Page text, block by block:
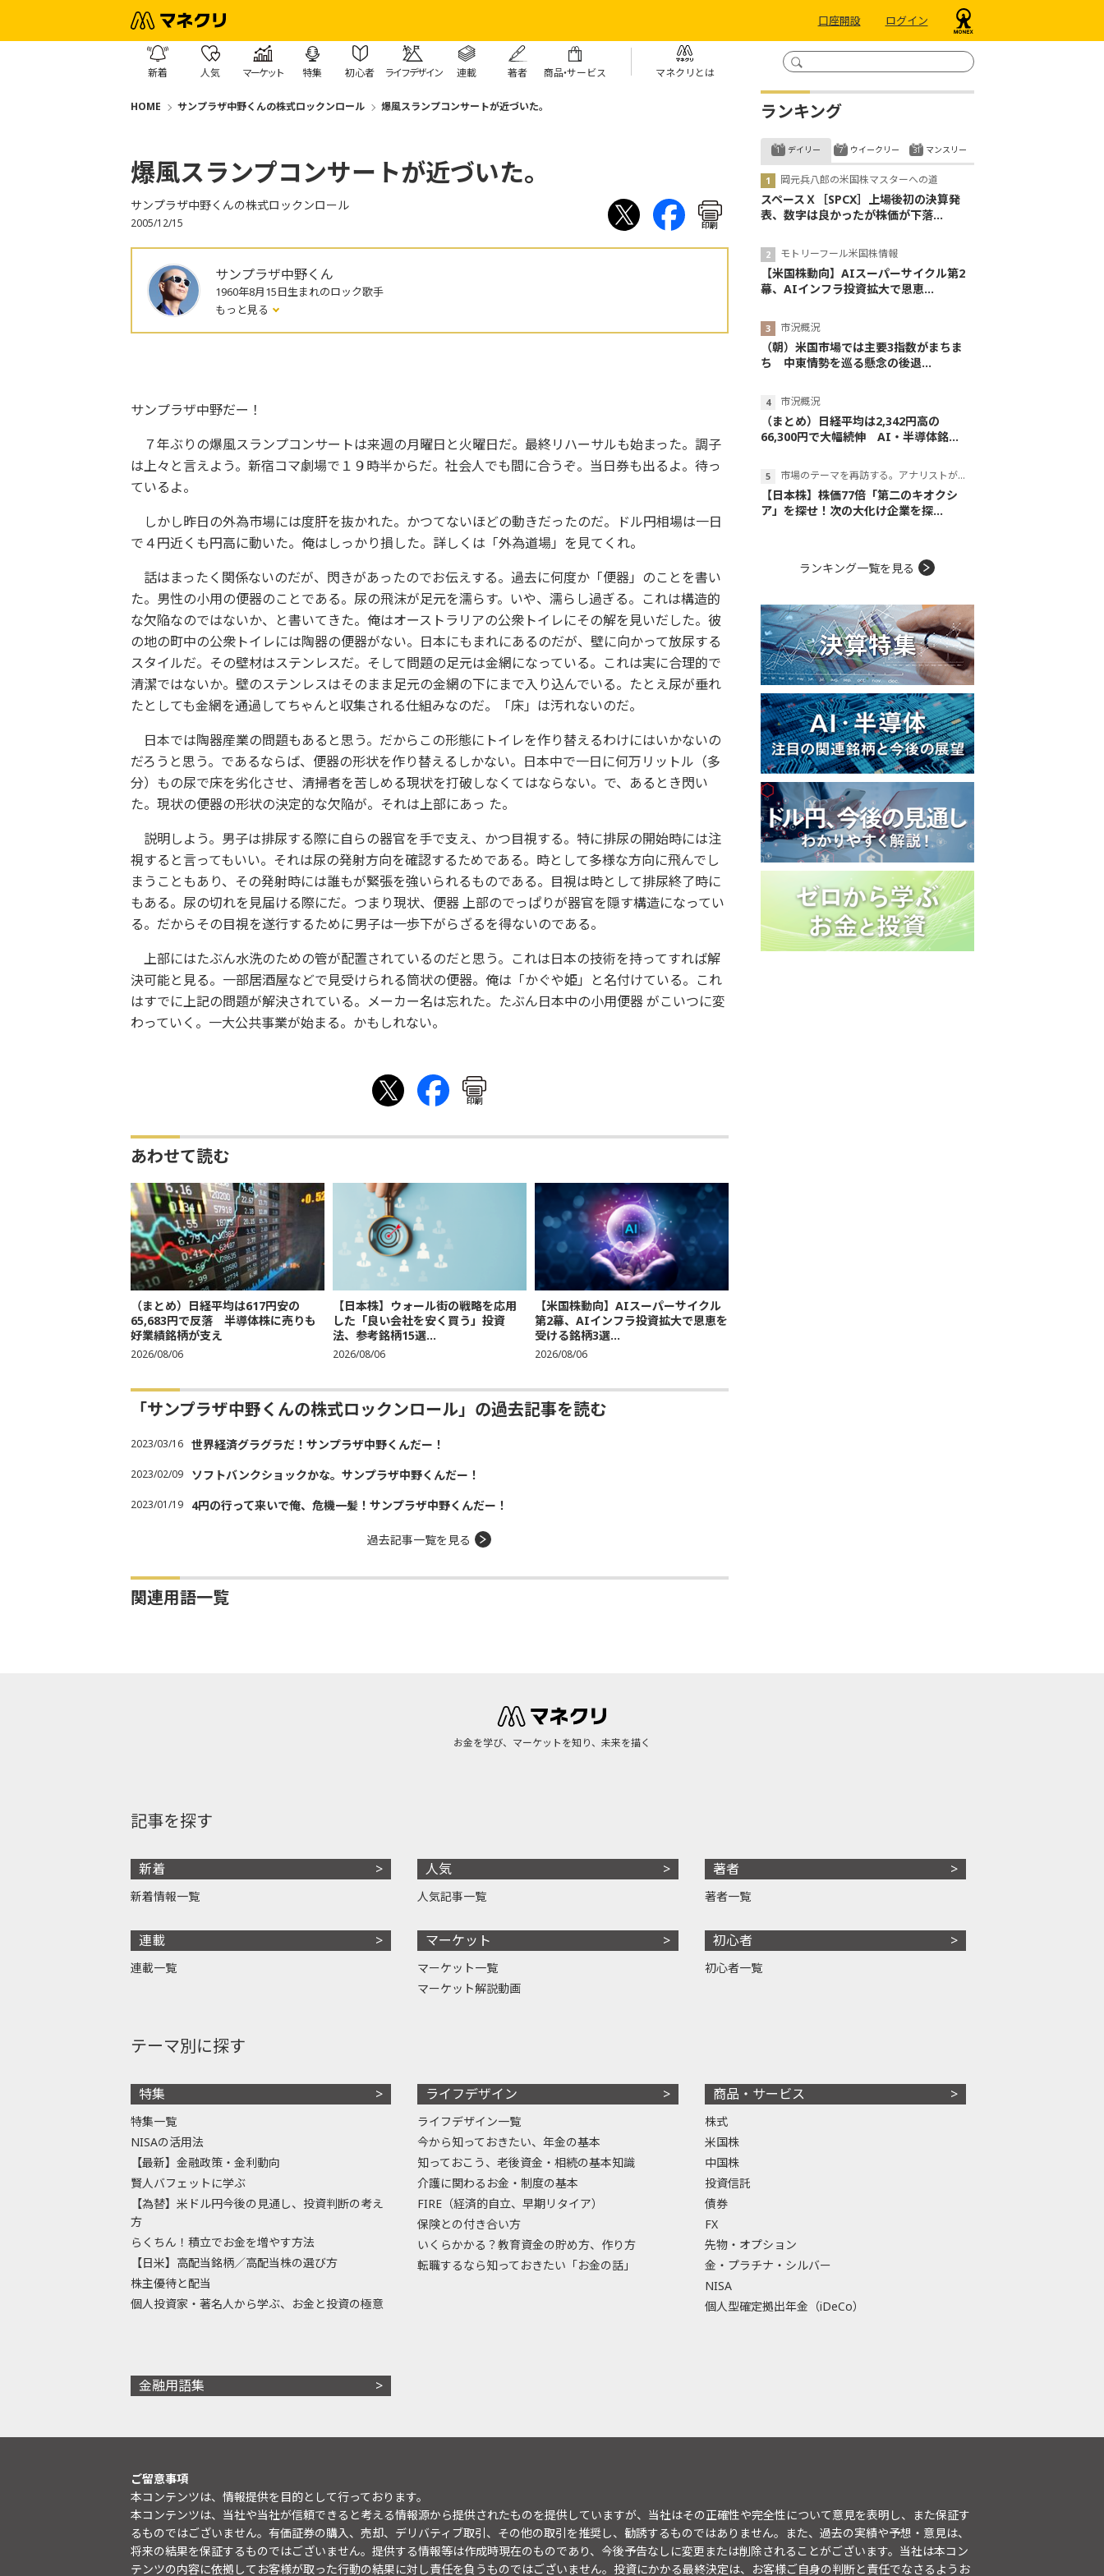
口座開設 ログイン
新着 人気 マーケット 特集 初心者 ライフデザイン 連載 著者 商品・サービス マネクリとは
HOME サンプラザ中野くんの株式ロックンロール 爆風スランプコンサートが近づいた。
爆風スランプコンサートが近づいた。
サンプラザ中野くんの株式ロックンロール
2005/12/15 印刷
サンプラザ中野くん
1960年8月15日生まれのロック歌手
もっと見る
サンプラザ中野だー！
７年ぶりの爆風スランプコンサートは来週の月曜日と火曜日だ。最終リハーサルも始まった。調子
は上々と言えよう。新宿コマ劇場で１９時半からだ。社会人でも間に合うぞ。当日券も出るよ。待っ
ているよ。
しかし昨日の外為市場には度肝を抜かれた。かつてないほどの動きだったのだ。ドル円相場は一日
で４円近くも円高に動いた。俺はしっかり損した。詳しくは「外為道場」を見てくれ。
話はまったく関係ないのだが、閃きがあったのでお伝えする。過去に何度か「便器」のことを書い
た。男性の小用の便器のことである。尿の飛沫が足元を濡らす。いや、濡らし過ぎる。これは構造的
な欠陥なのではないか、と書いてきた。俺はオーストラリアの公衆トイレにその解を見いだした。彼
の地の町中の公衆トイレには陶器の便器がない。日本にもまれにあるのだが、壁に向かって放尿する
スタイルだ。その壁材はステンレスだ。そして問題の足元は金網になっている。これは実に合理的で
清潔ではないか。壁のステンレスはそのまま足元の金網の下にまで入り込んでいる。たとえ尿が垂れ
たとしても金網を通過してちゃんと収集される仕組みなのだ。「床」は汚れないのだ。
日本では陶器産業の問題もあると思う。だからこの形態にトイレを作り替えるわけにはいかないの
だろうと思う。であるならば、便器の形状を作り替えるしかない。日本中で一日に何万リットル（多
分）もの尿で床を劣化させ、清掃者を苦しめる現状を打破しなくてはならない。で、あるとき閃い
た。現状の便器の形状の決定的な欠陥が。それは上部にあっ た。
説明しよう。男子は排尿する際に自らの器官を手で支え、かつ目視する。特に排尿の開始時には注
視すると言ってもいい。それは尿の発射方向を確認するためである。時として多様な方向に飛んでし
まうこともあり、その発射時には誰もが緊張を強いられるものである。目視は時として排尿終了時に
もある。尿の切れを見届ける際にだ。つまり現状、便器 上部のでっぱりが器官を隠す構造になってい
る。だからその目視を遂行するために男子は一歩下がらざるを得ないのである。
上部にはたぶん水洗のための管が配置されているのだと思う。これは日本の技術を持ってすれば解
決可能と見る。一部居酒屋などで見受けられる筒状の便器。俺は「かぐや姫」と名付けている。これ
はすでに上記の問題が解決されている。メーカー名は忘れた。たぶん日本中の小用便器 がこいつに変
わっていく。一大公共事業が始まる。かもしれない。
印刷
あわせて読む
（まとめ）日経平均は617円安の
65,683円で反落 半導体株に売りも
好業績銘柄が支え
2026/08/06
【日本株】ウォール街の戦略を応用
した「良い会社を安く買う」投資
法、参考銘柄15選...
2026/08/06
【米国株動向】AIスーパーサイクル
第2幕、AIインフラ投資拡大で恩恵を
受ける銘柄3選...
2026/08/06
「サンプラザ中野くんの株式ロックンロール」の過去記事を読む
2023/03/16 世界経済グラグラだ！サンプラザ中野くんだー！
2023/02/09 ソフトバンクショックかな。サンプラザ中野くんだー！
2023/01/19 4円の行って来いで俺、危機一髪！サンプラザ中野くんだー！
過去記事一覧を見る
関連用語一覧
ランキング
デイリー
岡元兵八郎の米国株マスターへの道
スペースＸ［SPCX］上場後初の決算発
表、数字は良かったが株価が下落...
モトリーフール米国株情報
【米国株動向】AIスーパーサイクル第2
幕、AIインフラ投資拡大で恩恵...
市況概況
（朝）米国市場では主要3指数がまちま
ち 中東情勢を巡る懸念の後退...
市況概況
（まとめ）日経平均は2,342円高の
66,300円で大幅続伸 AI・半導体銘...
市場のテーマを再訪する。アナリストが読み解くテーマの本質
【日本株】株価77倍「第二のキオクシ
ア」を探せ！次の大化け企業を探...
ウイークリー マンスリー
ランキング一覧を見る
お金を学び、マーケットを知り、未来を描く
記事を探す
新着
新着情報一覧
連載
連載一覧
人気
人気記事一覧
マーケット
マーケット一覧
マーケット解説動画
著者
著者一覧
初心者
初心者一覧
テーマ別に探す
特集
特集一覧
NISAの活用法
【最新】金融政策・金利動向
賢人バフェットに学ぶ
【為替】米ドル円今後の見通し、投資判断の考え
方
らくちん！積立でお金を増やす方法
【日米】高配当銘柄／高配当株の選び方
株主優待と配当
個人投資家・著名人から学ぶ、お金と投資の極意
ライフデザイン
ライフデザイン一覧
今から知っておきたい、年金の基本
知っておこう、老後資金・相続の基本知識
介護に関わるお金・制度の基本
FIRE（経済的自立、早期リタイア）
保険との付き合い方
いくらかかる？教育資金の貯め方、作り方
転職するなら知っておきたい「お金の話」
商品・サービス
株式
米国株
中国株
投資信託
債券
FX
先物・オプション
金・プラチナ・シルバー
NISA
個人型確定拠出年金（iDeCo）
金融用語集
ご留意事項
本コンテンツは、情報提供を目的として行っております。
本コンテンツは、当社や当社が信頼できると考える情報源から提供されたものを提供していますが、当社はその正確性や完全性について意見を表明し、また保証す
るものではございません。有価証券の購入、売却、デリバティブ取引、その他の取引を推奨し、勧誘するものではありません。また、過去の実績や予想・意見は、
将来の結果を保証するものではございません。提供する情報等は作成時現在のものであり、今後予告なしに変更または削除されることがございます。当社は本コン
テンツの内容に依拠してお客様が取った行動の結果に対し責任を負うものではございません。投資にかかる最終決定は、お客様ご自身の判断と責任でなさるようお